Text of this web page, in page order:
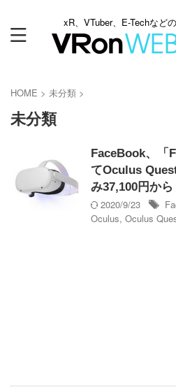
xR、VTuber、E-Techなど
HOME > 未分類 >
未分類
FaceBook、「
てOculus
み37,100円から
2020/9/23
Oculus, Oculus